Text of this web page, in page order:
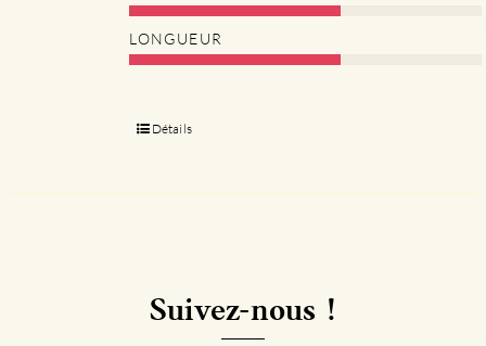
LONGUEUR
Détails
Suivez-nous !